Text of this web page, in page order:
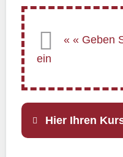
Hier Ihren